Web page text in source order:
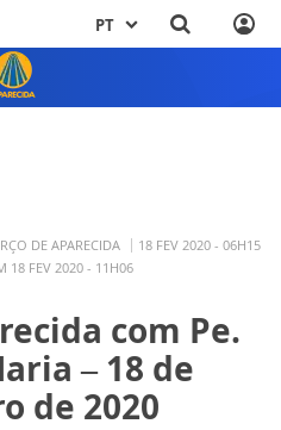
PT
DE APARECIDA
18 FEV 2020 - 06H15
18 FEV 2020 - 11H06
com Pe.
– 18 de
de 2020